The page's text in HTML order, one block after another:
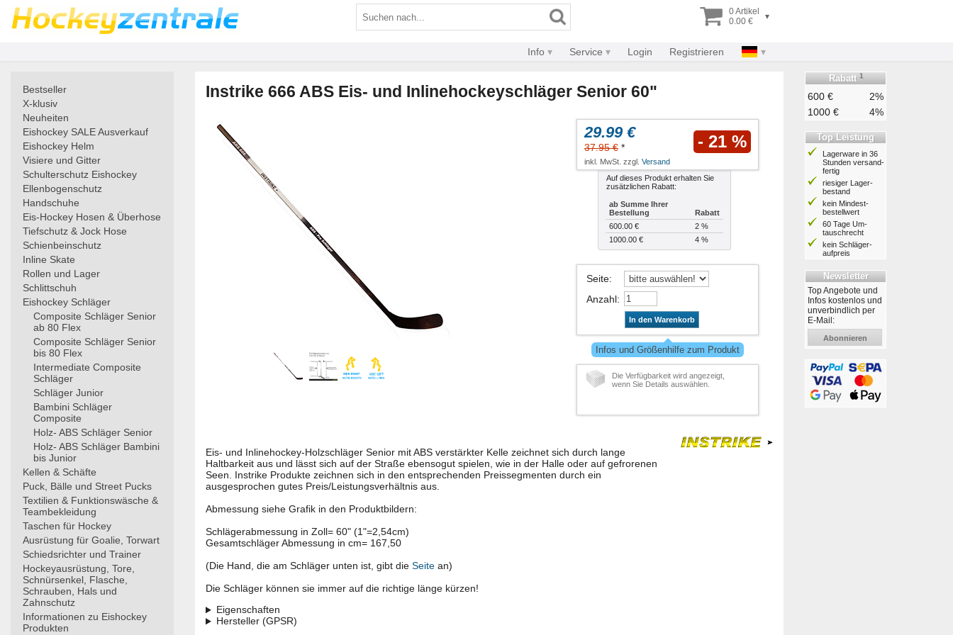
0 Artikel
0.00 €
▾
Info Service Login Registrieren
Bestseller
X-klusiv
Neuheiten
Eishockey SALE Ausverkauf
Eishockey Helm
Visiere und Gitter
Schulterschutz Eishockey
Ellenbogenschutz
Handschuhe
Eis-Hockey Hosen & Überhose
Tiefschutz & Jock Hose
Schienbeinschutz
Inline Skate
Rollen und Lager
Schlittschuh
Eishockey Schläger
Composite Schläger Senior
ab 80 Flex
Composite Schläger Senior
bis 80 Flex
Intermediate Composite
Schläger
Schläger Junior
Bambini Schläger
Composite
Holz- ABS Schläger Senior
Holz- ABS Schläger Bambini
bis Junior
Kellen & Schäfte
Puck, Bälle und Street Pucks
Textilien & Funktionswäsche &
Teambekleidung
Taschen für Hockey
Ausrüstung für Goalie, Torwart
Schiedsrichter und Trainer
Hockeyausrüstung, Tore,
Schnürsenkel, Flasche,
Schrauben, Hals und
Zahnschutz
Informationen zu Eishockey
Produkten
Instrike 666 ABS Eis- und Inlinehockeyschläger Senior 60"
29.99 €
37.95 € * - 21 %
inkl. MwSt. zzgl. Versand
Auf dieses Produkt erhalten Sie
zusätzlichen Rabatt:
ab Summe Ihrer
Bestellung
Rabatt
600.00 €
2 %
1000.00 €
4 %
Seite:
Anzahl:
In den Warenkorb
Infos und Größenhilfe zum Produkt
Die Verfügbarkeit wird angezeigt,
wenn Sie Details auswählen.
Eis- und Inlinehockey-Holzschläger Senior mit ABS verstärkter Kelle zeichnet sich durch lange
Haltbarkeit aus und lässt sich auf der Straße ebensogut spielen, wie in der Halle oder auf gefrorenen
Seen. Instrike Produkte zeichnen sich in den entsprechenden Preissegmenten durch ein
ausgesprochen gutes Preis/Leistungsverhältnis aus.
Abmessung siehe Grafik in den Produktbildern:
Schlägerabmessung in Zoll= 60" (1"=2,54cm)
Gesamtschläger Abmessung in cm= 167,50
(Die Hand, die am Schläger unten ist, gibt die Seite an)
Die Schläger können sie immer auf die richtige länge kürzen!
Eigenschaften
Hersteller (GPSR)
Rabatt 1
600 €
2%
1000 €
4%
Top Leistung
Lagerware in 36
Stunden ver­sand­
fertig
riesiger Lager­
bestand
kein Mindest­
bestell­wert
60 Tage Um­
tausch­recht
kein Schläger­
aufpreis
Newsletter
Top Angebote und
Infos kostenlos und
unverbindlich per
E-Mail:
Abonnieren